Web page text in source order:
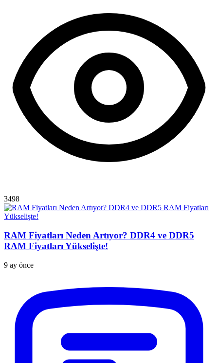
3498
RAM Fiyatları Neden Artıyor? DDR4 ve DDR5
RAM Fiyatları Yükselişte!
9 ay önce